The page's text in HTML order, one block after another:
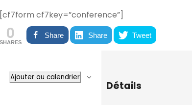
[cf7form cf7key=”conference”]
0
SHARES
Share Share Tweet
Ajouter au calendrier
Détails